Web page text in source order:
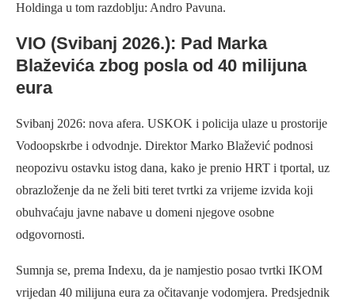
Holdinga u tom razdoblju: Andro Pavuna.
VIO (Svibanj 2026.): Pad Marka
Blaževića zbog posla od 40 milijuna
eura
Svibanj 2026: nova afera. USKOK i policija ulaze u prostorije
Vodoopskrbe i odvodnje. Direktor Marko Blažević podnosi
neopozivu ostavku istog dana, kako je prenio HRT i tportal, uz
obrazloženje da ne želi biti teret tvrtki za vrijeme izvida koji
obuhvaćaju javne nabave u domeni njegove osobne
odgovornosti.
Sumnja se, prema Indexu, da je namjestio posao tvrtki IKOM
vrijedan 40 milijuna eura za očitavanje vodomjera. Predsjednik